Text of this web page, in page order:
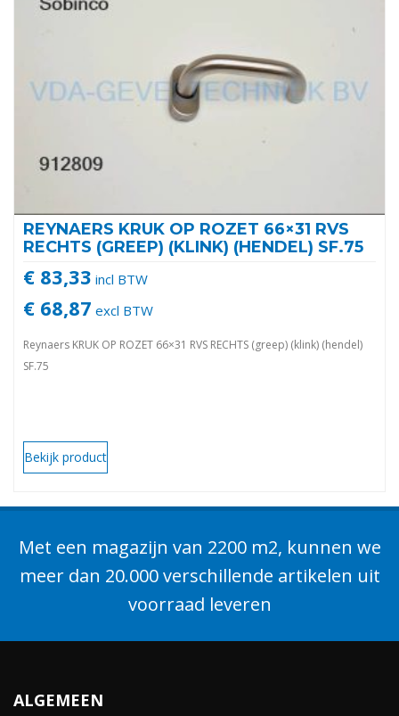
REYNAERS KRUK OP ROZET 66×31 RVS
RECHTS (GREEP) (KLINK) (HENDEL) SF.75
€ 83,33 incl BTW
€ 68,87 excl BTW
Reynaers KRUK OP ROZET 66×31 RVS RECHTS (greep) (klink) (hendel)
SF.75
Bekijk product
Met een magazijn van 2200 m2, kunnen we
meer dan 20.000 verschillende artikelen uit
voorraad leveren
ALGEMEEN